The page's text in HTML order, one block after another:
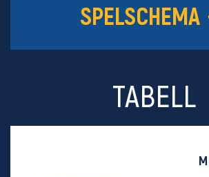
SPELSCHEMA
TABELL
M